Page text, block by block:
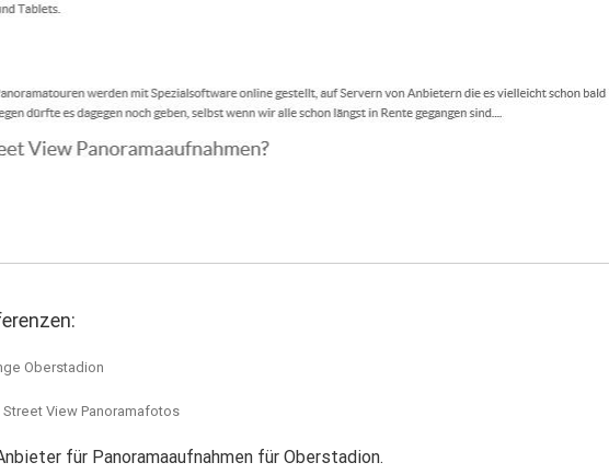
für Panoramaaufnahmen für Oberstadion.